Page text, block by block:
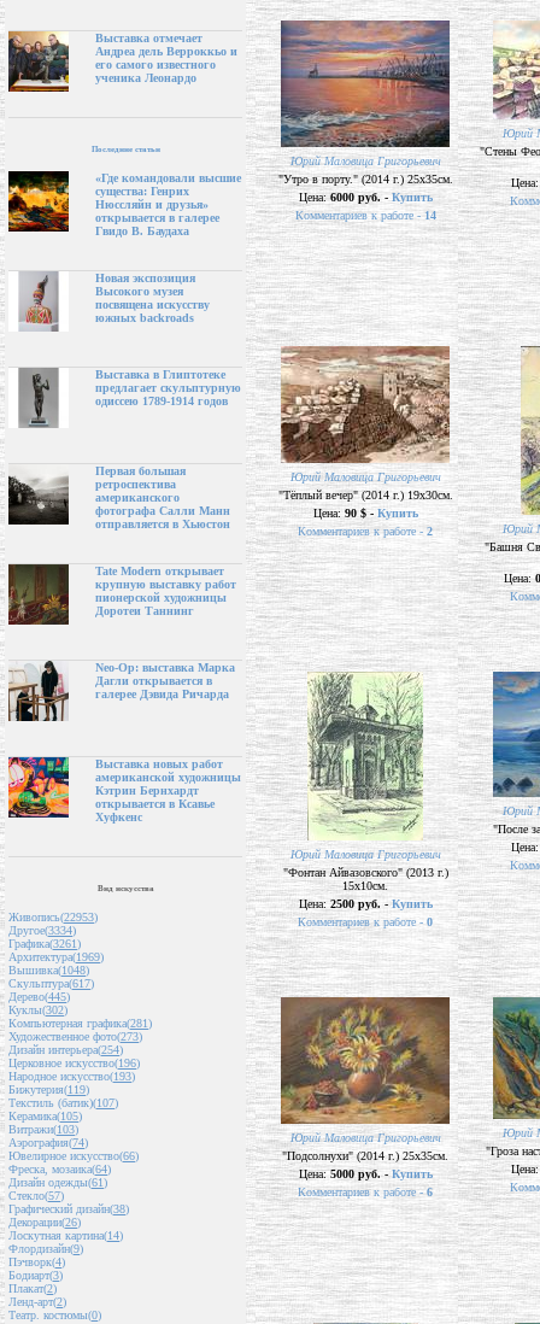
Выставка отмечает
Андреа дель Верроккьо и
его самого известного
ученика Леонардо
Последние статьи
«Где командовали высшие
существа: Генрих
Нюссляйн и друзья»
открывается в галерее
Гвидо В. Баудаха
Новая экспозиция
Высокого музея
посвящена искусству
южных backroads
Выставка в Глиптотеке
предлагает скульптурную
одиссею 1789-1914 годов
Первая большая
ретроспектива
американского
фотографа Салли Манн
отправляется в Хьюстон
Tate Modern открывает
крупную выставку работ
пионерской художницы
Доротеи Таннинг
Neo-Op: выставка Марка
Дагли открывается в
галерее Дэвида Ричарда
Выставка новых работ
американской художницы
Кэтрин Бернхардт
открывается в Ксавье
Хуфкенс
Вид искусства
Живопись(22953)
Другое(3334)
Графика(3261)
Архитектура(1969)
Вышивка(1048)
Скульптура(617)
Дерево(445)
Куклы(302)
Компьютерная графика(281)
Художественное фото(273)
Дизайн интерьера(254)
Церковное искусство(196)
Народное искусство(193)
Бижутерия(119)
Текстиль (батик)(107)
Керамика(105)
Витражи(103)
Аэрография(74)
Ювелирное искусство(66)
Фреска, мозаика(64)
Дизайн одежды(61)
Стекло(57)
Графический дизайн(38)
Декорации(26)
Лоскутная картина(14)
Флордизайн(9)
Пэчворк(4)
Бодиарт(3)
Плакат(2)
Ленд-арт(2)
Театр. костюмы(0)
Юрий Маловица Григорьевич
"Утро в порту." (2014 г.) 25х35см.
Цена: 6000 руб. -Купить
Комментариев к работе - 14
Юрий
"Стены
Юрий Маловица Григорьевич
"Тёплый вечер" (2014 г.) 19х30см.
Цена: 90 $ - Купить
Комментариев к работе - 2
Юрий
"Башня
Цена:
Юрий Маловица Григорьевич
"Фонтан Айвазовского" (2013 г.)
15х10см.
Цена: 2500 руб. -Купить
Комментариев к работе - 0
Юрий
"После
Юрий Маловица Григорьевич
"Подсолнухи" (2014 г.) 25х35см.
Цена:5000 руб. -Купить
Комментариев к работе -6
Юрий
"Гроза